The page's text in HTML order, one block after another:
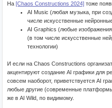
На [Chaos Constructions 2024] тоже
AI Music (любая музыка, при
числе искусственные
AI Graphics (любые
(в том числе искусственные
технологии)
И если на Chaos Constructions
акцентируют создание AI графики для
совсем наоборот, приветствуется AI
любые другие (современные
же в AI Wild, по видимому.